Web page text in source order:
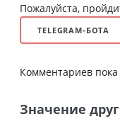
Пожалуйста,
TELEGRAM-БОТА
Комментариев пока
Значение